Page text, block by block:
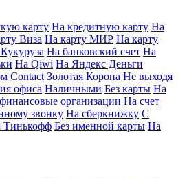
карту На кредитную карту На
Виза На карту МИР На карту
На банковский счет На
На Qiwi На Яндекс Деньги
Contact Золотая Корона Не выходя
офиса Наличными Без карты На
организации На счет
звонку На сберкнижку С
Тинькофф Без именной карты На